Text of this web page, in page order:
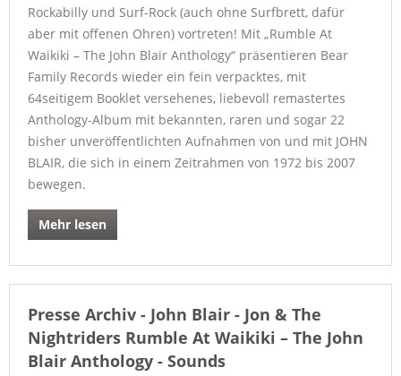
Rockabilly und Surf-Rock (auch ohne Surfbrett, dafür
aber mit offenen Ohren) vortreten! Mit „Rumble At
Waikiki – The John Blair Anthology“ präsentieren Bear
Family Records wieder ein fein verpacktes, mit
64seitigem Booklet versehenes, liebevoll remastertes
Anthology-Album mit bekannten, raren und sogar 22
bisher unveröffentlichten Aufnahmen von und mit JOHN
BLAIR, die sich in einem Zeitrahmen von 1972 bis 2007
bewegen.
Mehr lesen
Presse Archiv - John Blair - Jon & The
Nightriders Rumble At Waikiki – The John
Blair Anthology - Sounds